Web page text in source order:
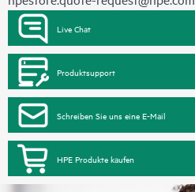
Live Chat
Produktsupport
Schreiben Sie uns eine E-Mail
HPE Produkte kaufen